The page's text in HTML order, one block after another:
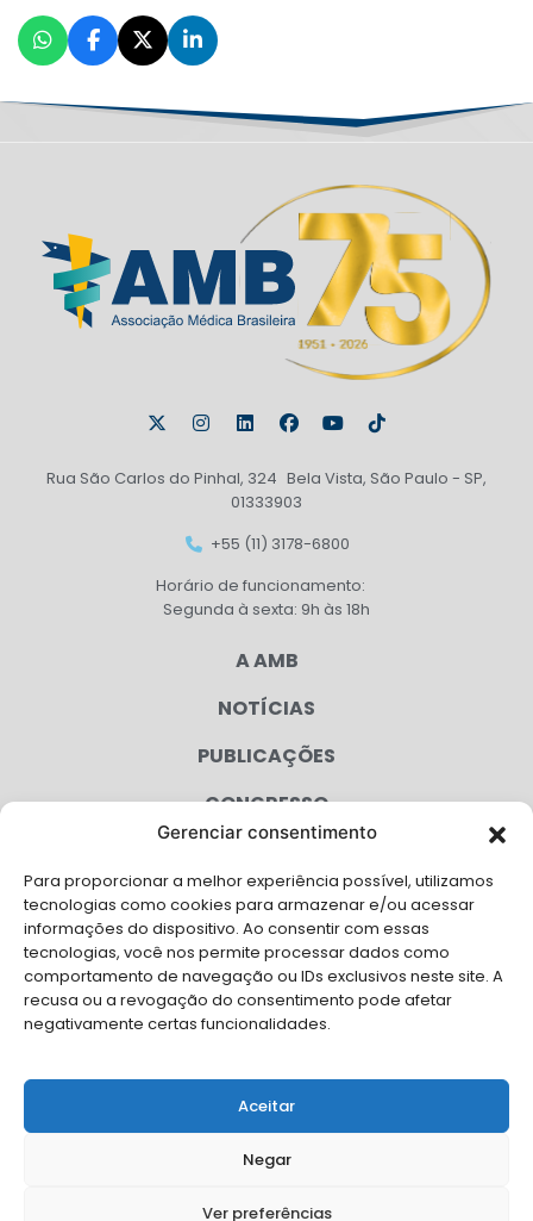
Gerenciar consentimento
Para proporcionar a melhor experiência possível, utilizamos
tecnologias como cookies para armazenar e/ou acessar
informações do dispositivo. Ao consentir com essas
tecnologias, você nos permite processar dados como
comportamento de navegação ou IDs exclusivos neste site. A
recusa ou a revogação do consentimento pode afetar
negativamente certas funcionalidades.
Aceitar
Negar
Ver preferências
Rua São Carlos do Pinhal, 324 Bela Vista, São Paulo - SP,
01333903
+55 (11) 3178-6800
Horário de funcionamento:
Segunda à sexta: 9h às 18h
A AMB
NOTÍCIAS
PUBLICAÇÕES
CONGRESSO
CAMPANHAS
SERVIÇOS
FILIADAS
FALE CONOSCO
Solicite Apoio Institucional da AMB para o seu evento